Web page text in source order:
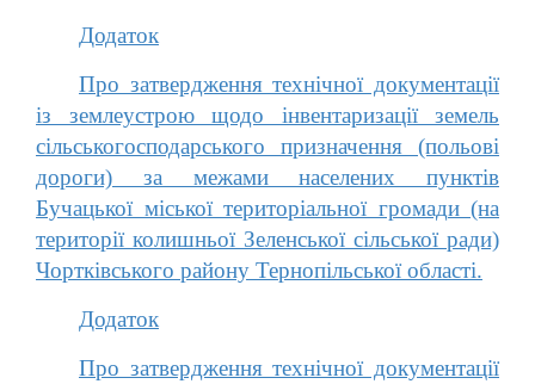
Додаток
Про затвердження технічної документації
із землеустрою щодо інвентаризації земель
сільськогосподарського призначення (польові
дороги) за межами населених пунктів
Бучацької міської територіальної громади (на
території колишньої Зеленської сільської ради)
Чортківського району Тернопільської області.
Додаток
Про затвердження технічної документації